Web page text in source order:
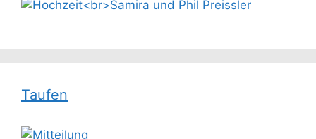
Taufen